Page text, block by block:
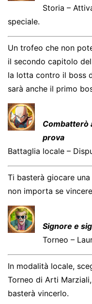
Storia –
speciale.
Un trofeo che non
il secondo capitolo
la lotta contro il boss
sarà anche il primo
Combatterò
prova
Battaglia locale –
Ti basterà giocare
non importa se
Signore e
Torneo –
In modalità locale,
Torneo di Arti
basterà vincerlo.